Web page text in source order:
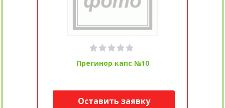
Прегинор капс №10
Оставить заявку